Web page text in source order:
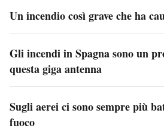
Un incendio così grave che ha
Gli incendi in Spagna sono un
questa giga antenna
Sugli aerei ci sono sempre più
fuoco